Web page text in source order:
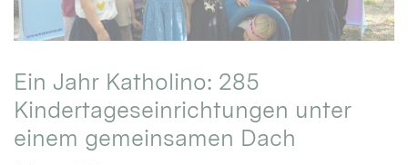
Ein Jahr Katholino: 285
Kindertageseinrichtungen unter
einem gemeinsamen Dach